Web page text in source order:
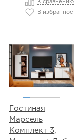
К сравнению
В избранное
Гостиная
Марсель
Комплект 3,